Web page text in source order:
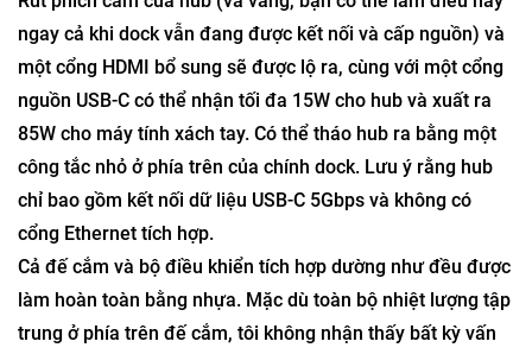
ngay cả khi dock vẫn đang được kết nối và cấp nguồn) và
một cổng HDMI bổ sung sẽ được lộ ra, cùng với một cổng
nguồn USB-C có thể nhận tối đa 15W cho hub và xuất ra
85W cho máy tính xách tay. Có thể tháo hub ra bằng một
công tắc nhỏ ở phía trên của chính dock. Lưu ý rằng hub
chỉ bao gồm kết nối dữ liệu USB-C 5Gbps và không có
cổng Ethernet tích hợp.
Cả đế cắm và bộ điều khiển tích hợp dường như đều được
làm hoàn toàn bằng nhựa. Mặc dù toàn bộ nhiệt lượng tập
trung ở phía trên đế cắm, tôi không nhận thấy bất kỳ vấn